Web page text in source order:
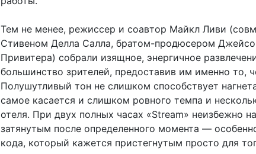
Тем не менее, режиссер и соавтор Майкл Ливи
Стивеном Делла Салла, братом-продюсером
Привитера) собрали изящное, энергичное
большинство зрителей, предоставив им именно то,
Полушутливый тон не слишком способствует
самое касается и слишком ровного темпа и
отеля. При двух полных часах «Stream» неизбежно
затянутым после определенного момента —
кода, который кажется пристегнутым просто для